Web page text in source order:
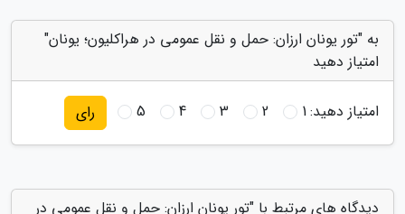
به "تور یونان ارزان: حمل و نقل عمومی در هراکلیون؛ یونان"
امتیاز دهید
امتیاز دهید:1
2
3
4
5 رای
دیدگاه های مرتبط با "تور یونان ارزان: حمل و نقل عمومی در